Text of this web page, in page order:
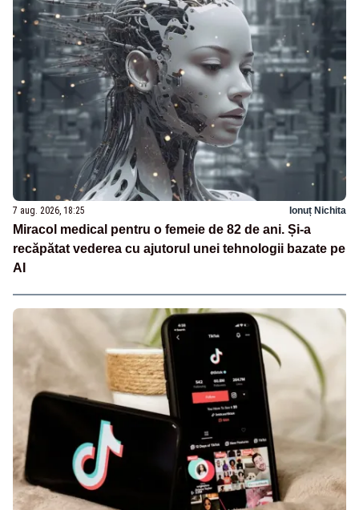
7 aug. 2026, 18:25 Ionuț Nichita
Miracol medical pentru o femeie de 82 de ani. Și-a
recăpătat vederea cu ajutorul unei tehnologii bazate pe
AI